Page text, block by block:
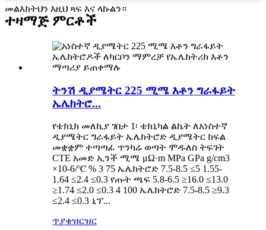
መልእክትህን እዚህ ጻፍ እና ላኩልን።
ተዛማጅ ምርቶች
ትንሽ ዲያሜትር 225 ሚሜ እቶን ግራፋይት
ኤሌክትሮ...
የቴክኒክ መለኪያ ገበታ 1፡ ቴክኒካል ልኬት ለአነስተኛ
ዲያሜትር ግራፋይት ኤሌክትሮድ ዲያሜትር ክፍል
መቋቋም ተጣጣፊ ጥንካሬ ወጣት ሞዱለስ ትፍገት
CTE አመድ ኢንች ሚሜ μΩ·m MPa GPa g/cm3
×10-6/℃ % 3 75 ኤሌክትሮድ 7.5-8.5 ≤5 1.55-
1.64 ≤2.4 ≤0.3 የጡት ጫፍ 5.8-6.5 ≥16.0 ≤13.0
≥1.74 ≤2.0 ≤0.3 4 100 ኤሌክትሮድ 7.5-8.5 ≥9.3
≤2.4 ≤0.3 ኒፕ...
ጥያቄዝርዝር